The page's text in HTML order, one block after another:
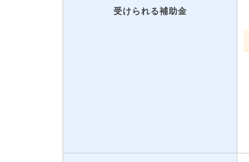
受けられる補助金